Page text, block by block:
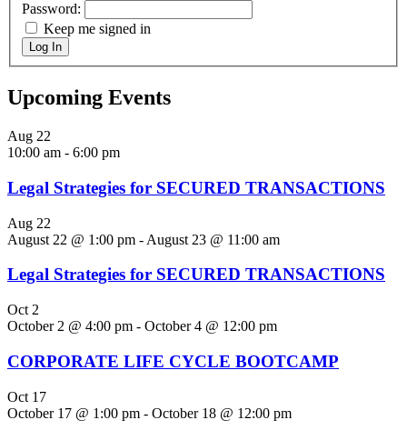
Password:
Keep me signed in
Log In
Upcoming Events
Aug 22
10:00 am - 6:00 pm
Legal Strategies for SECURED TRANSACTIONS
Aug 22
August 22 @ 1:00 pm - August 23 @ 11:00 am
Legal Strategies for SECURED TRANSACTIONS
Oct 2
October 2 @ 4:00 pm - October 4 @ 12:00 pm
CORPORATE LIFE CYCLE BOOTCAMP
Oct 17
October 17 @ 1:00 pm - October 18 @ 12:00 pm